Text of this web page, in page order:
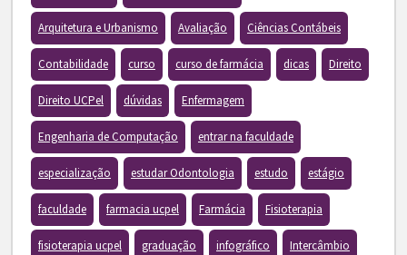
Arquitetura e Urbanismo Avaliação Ciências Contábeis
Contabilidade curso curso de farmácia dicas Direito
Direito UCPel dúvidas Enfermagem
Engenharia de Computação entrar na faculdade
especialização estudar Odontologia estudo estágio
faculdade farmacia ucpel Farmácia Fisioterapia
fisioterapia ucpel graduação infográfico Intercâmbio